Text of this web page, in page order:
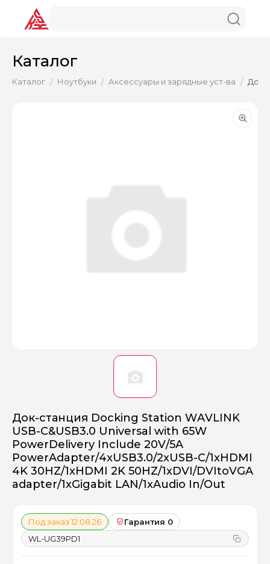
Каталог
Каталог / Ноутбуки / Аксессуары и зарядные уст-ва / Док-
Док-станция Docking Station WAVLINK
USB-C&USB3.0 Universal with 65W
PowerDelivery Include 20V/5A
PowerAdapter/4xUSB3.0/2xUSB-C/1xHDMI
4K 30HZ/1xHDMI 2K 50HZ/1xDVI/DVItoVGA
adapter/1xGigabit LAN/1xAudio In/Out
Под заказ 12.08.26
Гарантия 0
WL-UG39PD1